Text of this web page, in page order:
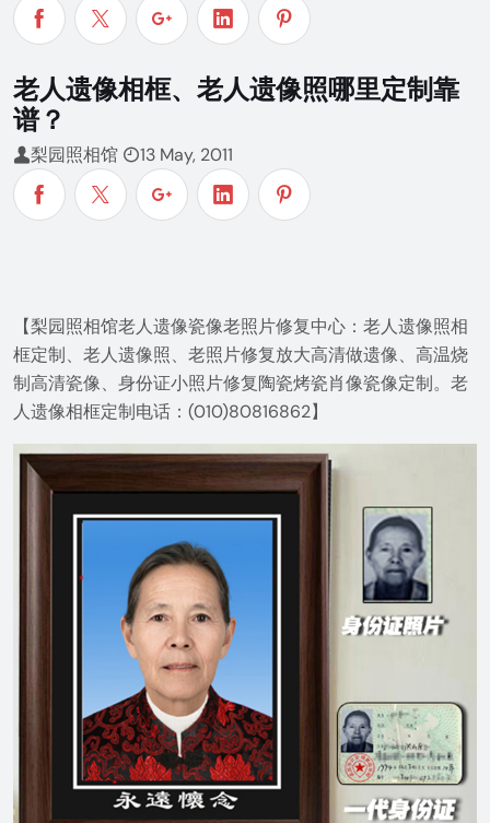
老人遗像相框、老人遗像照哪里定制靠
谱？
梨园照相馆 13 May, 2011
【梨园照相馆老人遗像瓷像老照片修复中心：老人遗像照相
框定制、老人遗像照、老照片修复放大高清做遗像、高温烧
制高清瓷像、身份证小照片修复陶瓷烤瓷肖像瓷像定制。老
人遗像相框定制电话：(010)80816862】